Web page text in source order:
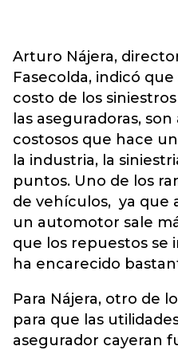
Arturo Nájera,
Fasecolda, indicó que
costo de los
las aseguradoras,
costosos que hace
la industria, la
puntos. Uno de los
de vehículos, ya que
un automotor sale
que los repuestos se
ha encarecido
Para Nájera, otro de
para que las
asegurador cayeran